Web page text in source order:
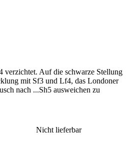
nach Häufigkeit sortieren (mit
vertreten. Es lohnt sich, die
verzichtet. Auf die schwarze Stellung
mit Sf3 und Lf4, das Londoner
nach ...Sh5 ausweichen zu
Nicht lieferbar